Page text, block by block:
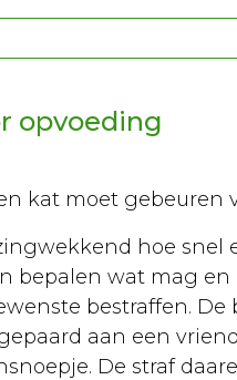
opvoeding
kat moet
hoe
bepalen wat mag
bestraffen.
aan een
De straf